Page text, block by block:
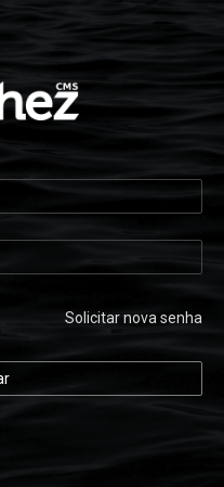
Solicitar nova senha